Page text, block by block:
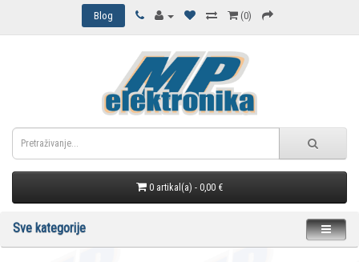
Blog (0)
0 artikal(a) - 0,00 €
Sve kategorije